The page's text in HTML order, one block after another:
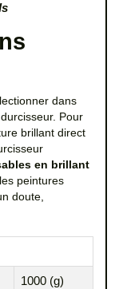
dans
Pour
brillant direct
en brillant
peintures
doute,
1000 (g)